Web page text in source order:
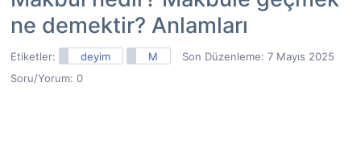
ne demektir? Anlamları
Etiketler: deyim M Son Düzenleme: 7 Mayıs 2025
Soru/Yorum: 0